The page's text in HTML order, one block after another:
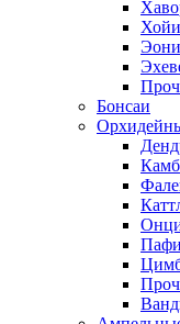
Хойи
Бонсаи